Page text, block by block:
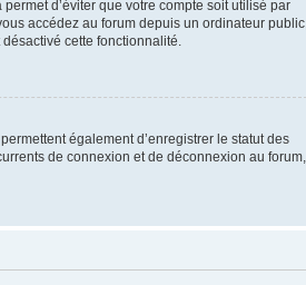
d’éviter que votre compte soit utilisé par
accédez au forum depuis un ordinateur public,
cette fonctionnalité.
également d’enregistrer le statut des
de connexion et de déconnexion au forum,